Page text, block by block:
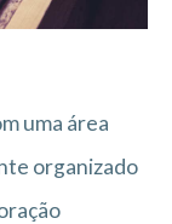
uma área
organizado